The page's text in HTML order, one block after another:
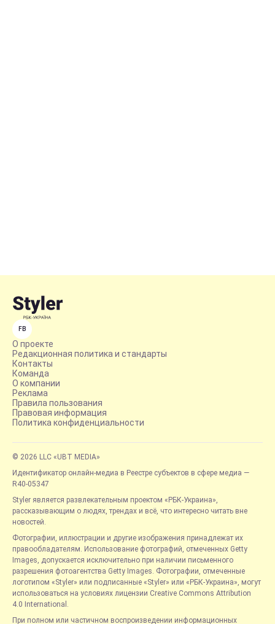
FB
О проекте
Редакционная политика и стандарты
Контакты
Команда
О компании
Реклама
Правила пользования
Правовая информация
Политика конфиденциальности
© 2026 LLC «UBT MEDIA»
Идентификатор онлайн-медиа в Реестре субъектов в сфере медиа —
R40-05347
Styler является развлекательным проектом «РБК-Украина»,
рассказывающим о людях, трендах и всё, что интересно читать вне
новостей.
Фотографии, иллюстрации и другие изображения принадлежат их
правообладателям. Использование фотографий, отмеченных Getty
Images, допускается исключительно при наличии письменного
разрешения фотоагентства Getty Images. Фотографии, отмеченные
логотипом «Styler» или подписанные «Styler» или «РБК-Украина», могут
использоваться на условиях лицензии Creative Commons Attribution
4.0 International.
При полном или частичном воспроизведении информационных